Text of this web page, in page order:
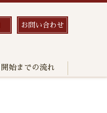
お問い合わせ
始までの流れ